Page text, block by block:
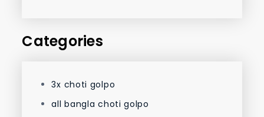
Categories
3x choti golpo
all bangla choti golpo